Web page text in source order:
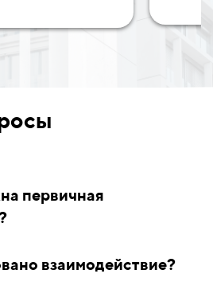
первичная
взаимодействие?